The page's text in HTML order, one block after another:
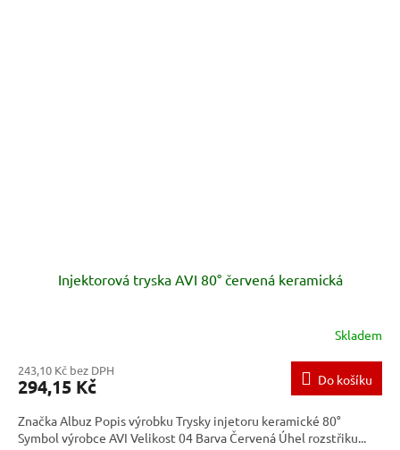
Injektorová tryska AVI 80° červená keramická
Skladem
243,10 Kč bez DPH
294,15 Kč Do košíku
Značka Albuz Popis výrobku Trysky injetoru keramické 80°
Symbol výrobce AVI Velikost 04 Barva Červená Úhel rozstřiku...